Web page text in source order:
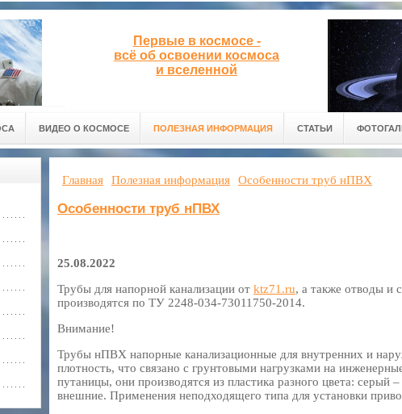
Первые в космосе -
всё об освоении космоса
и вселенной
ВИДЕО О КОСМОСЕ ПОЛЕЗНАЯ ИНФОРМАЦИЯ СТАТЬИ
Главная Полезная информация Особенности труб нПВХ
Особенности труб нПВХ
25.08.2022
Трубы для напорной канализации от ktz71.ru, а также отводы и
производятся по ТУ 2248-034-73011750-2014.
Внимание!
Трубы нПВХ напорные канализационные для внутренних и
плотность, что связано с грунтовыми нагрузками на
путаницы, они производятся из пластика разного цвета:
внешние. Применения неподходящего типа для установки